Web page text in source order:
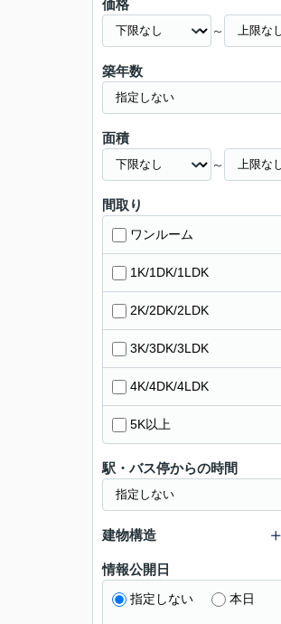
価格
～
築年数
面積
～
間取り
ワンルーム
1K/1DK/1LDK
2K/2DK/2LDK
3K/3DK/3LDK
4K/4DK/4LDK
5K以上
駅・バス停からの時間
建物構造
情報公開日
指定しない 本日